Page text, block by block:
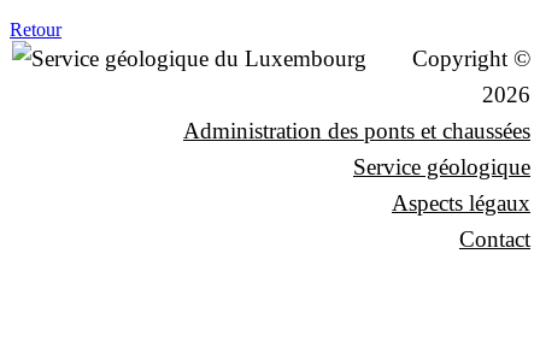
Retour
Copyright ©
2026
Administration des ponts et chaussées
Service géologique
Aspects légaux
Contact